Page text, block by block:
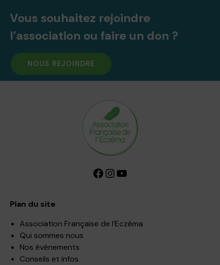
Vous souhaitez rejoindre
l’association ou faire un don ?
NOUS REJOINDRE
Facebook InstagramYouTube
Plan du site
Association Française de l’Eczéma
Qui sommes nous
Nos événements
Conseils et infos